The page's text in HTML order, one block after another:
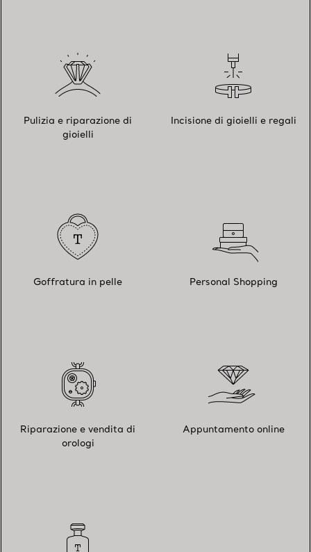
Pulizia e riparazione di
gioielli
Incisione di gioielli e regali
Goffratura in pelle Personal Shopping
Riparazione e vendita di
orologi
Appuntamento online